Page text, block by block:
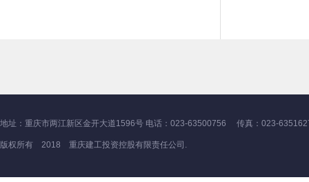
地址：重庆市两江新区金开大道1596号 电话：023-63500756 传真：023-
版权所有 2018 重庆建工投资控股有限责任公司.